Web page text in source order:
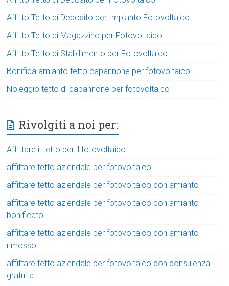
Affitto Tetto di Deposito per Impianto Fotovoltaico
Affitto Tetto di Magazzino per Fotovoltaico
Affitto Tetto di Stabilimento per Fotovoltaico
Bonifica amianto tetto capannone per fotovoltaico
Noleggio tetto di capannone per fotovoltaico
Rivolgiti a noi per:
Affittare il tetto per il fotovoltaico
affittare tetto aziendale per fotovoltaico
affittare tetto aziendale per fotovoltaico con amianto
affittare tetto aziendale per fotovoltaico con amianto
bonificato
affittare tetto aziendale per fotovoltaico con amianto
rimosso
affittare tetto aziendale per fotovoltaico con consulenza
gratuita